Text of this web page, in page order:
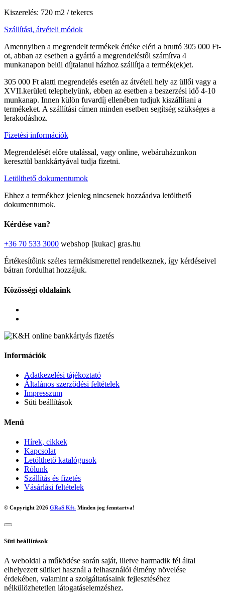
Kiszerelés: 720 m2 / tekercs
Szállítási, átvételi módok
Amennyiben a megrendelt termékek értéke eléri a bruttó 305 000 Ft-
ot, abban az esetben a gyártó a megrendeléstől számítva 4
munkanapon belül díjtalanul házhoz szállítja a termék(ek)et.
305 000 Ft alatti megrendelés esetén az átvételi hely az üllői vagy a
XVII.kerületi telephelyünk, ebben az esetben a beszerzési idő 4-10
munkanap. Innen külön fuvardíj ellenében tudjuk kiszállítani a
termékeket. A szállítási címen minden esetben segítség szükséges a
lerakodáshoz.
Fizetési információk
Megrendelését előre utalással, vagy online, webáruházunkon
keresztül bankkártyával tudja fizetni.
Letölthető dokumentumok
Ehhez a termékhez jelenleg nincsenek hozzáadva letölthető
dokumentumok.
Kérdése van?
+36 70 533 3000 webshop [kukac] gras.hu
Értékesítőink széles termékismerettel rendelkeznek, így kérdéseivel
bátran fordulhat hozzájuk.
Közösségi oldalaink
Információk
Adatkezelési tájékoztató
Általános szerződési feltételek
Impresszum
Süti beállítások
Menü
Hírek, cikkek
Kapcsolat
Letölthető katalógusok
Rólunk
Szállítás és fizetés
Vásárlási feltételek
© Copyright 2026 GRaS Kft. Minden jog fenntartva!
Süti beállítások
A weboldal a működése során saját, illetve harmadik fél által
elhelyezett sütiket használ a felhasználói élmény növelése
érdekében, valamint a szolgáltatásaink fejlesztéséhez
nélkülözhetetlen látogatáselemzéshez.